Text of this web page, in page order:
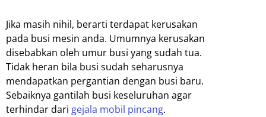
Jika masih nihil, berarti terdapat kerusakan
pada busi mesin anda. Umumnya kerusakan
disebabkan oleh umur busi yang sudah tua.
Tidak heran bila busi sudah seharusnya
mendapatkan pergantian dengan busi baru.
Sebaiknya gantilah busi keseluruhan agar
terhindar dari gejala mobil pincang.